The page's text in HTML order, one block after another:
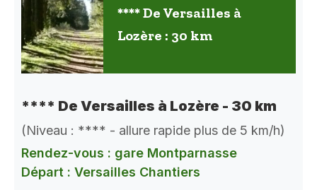
**** De Versailles à
Lozère : 30 km
**** De Versailles à Lozère - 30 km
(Niveau : **** - allure rapide plus de 5 km/h)
Rendez-vous : gare Montparnasse
Départ : Versailles Chantiers